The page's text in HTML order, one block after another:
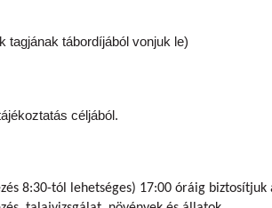
tagjának tábordíjából vonjuk le)
céljából.
8:30-tól lehetséges) 17:00 óráig biztosítjuk